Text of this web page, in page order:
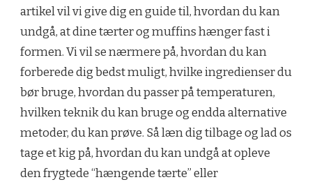
artikel vil vi give dig en guide til, hvordan du kan
undgå, at dine tærter og muffins hænger fast i
formen. Vi vil se nærmere på, hvordan du kan
forberede dig bedst muligt, hvilke ingredienser du
bør bruge, hvordan du passer på temperaturen,
hvilken teknik du kan bruge og endda alternative
metoder, du kan prøve. Så læn dig tilbage og lad os
tage et kig på, hvordan du kan undgå at opleve
den frygtede “hængende tærte” eller